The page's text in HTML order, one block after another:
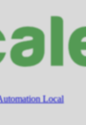
Local